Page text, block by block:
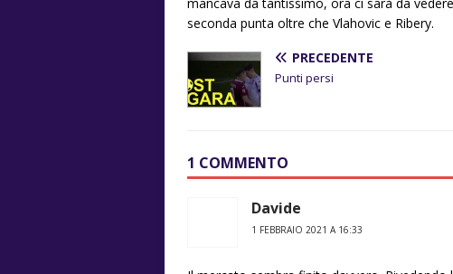
seconda punta oltre che Vlahovic e Ribery.
PRECEDENTE
Punti persi
1 COMMENTO
Davide
1 FEBBRAIO 2021 A 16:33